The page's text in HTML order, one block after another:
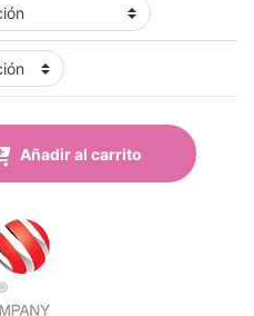
Turquoise Brillo quantity
Añadir al carrito